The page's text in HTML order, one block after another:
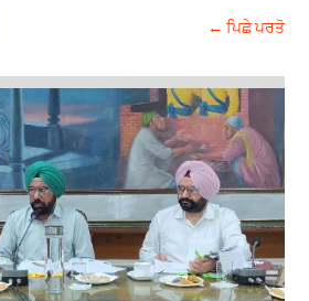
← ਪਿਛੇ ਪਰਤੋ